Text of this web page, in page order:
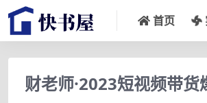
首页
财老师·2023短视频带